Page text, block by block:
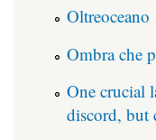
Oltreoceano
Ombra che
One crucial
discord, but